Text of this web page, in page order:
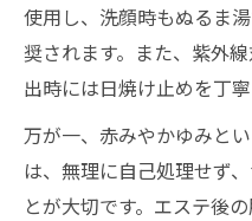
使用し、洗顔時もぬるま
奨されます。また、紫外
出時には日焼け止めを丁
万が一、赤みやかゆみと
は、無理に自己処理せず
とが大切です。エステ後